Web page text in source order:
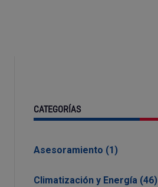
CATEGORÍAS
Asesoramiento (1)
Climatización y Energía (46)